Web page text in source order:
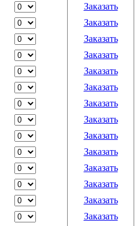
Заказать
Заказать
Заказать
Заказать
Заказать
Заказать
Заказать
Заказать
Заказать
Заказать
Заказать
Заказать
Заказать
Заказать